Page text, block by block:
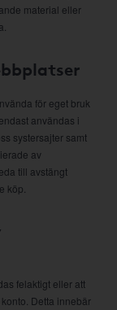
material eller
för eget bruk
användas i
systersajter samt
av
till avstängt
köp.
felaktigt eller att
Detta innebär